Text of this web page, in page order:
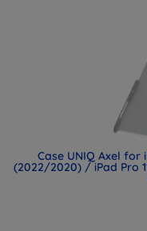
Case UNIQ Axel for
(2022/2020) / iPad Pro